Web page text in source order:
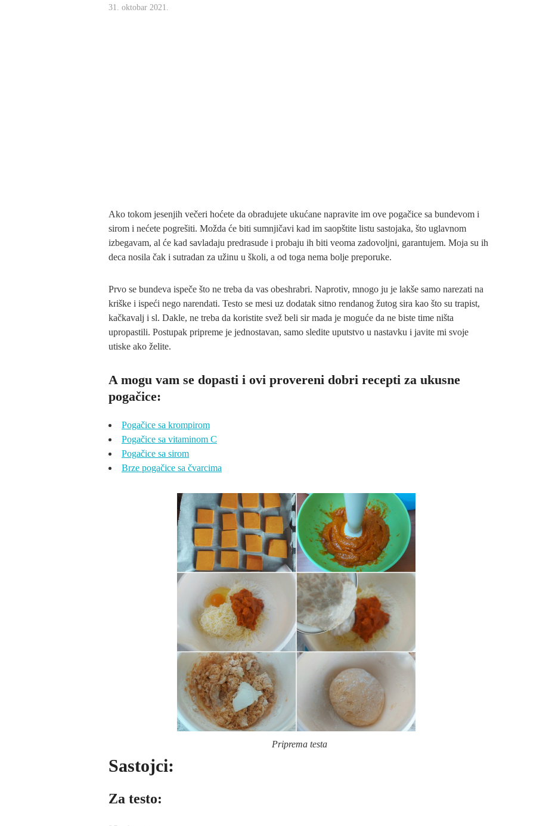
31. oktobar 2021.
Ako tokom jesenjih večeri hoćete da obradujete ukućane napravite im ove pogačice sa bundevom i
sirom i nećete pogrešiti. Možda će biti sumnjičavi kad im saopštite listu sastojaka, što uglavnom
izbegavam, al će kad savladaju predrasude i probaju ih biti veoma zadovoljni, garantujem. Moja su ih
deca nosila čak i sutradan za užinu u školi, a od toga nema bolje preporuke.
Prvo se bundeva ispeče što ne treba da vas obeshrabri. Naprotiv, mnogo ju je lakše samo narezati na
kriške i ispeći nego narendati. Testo se mesi uz dodatak sitno rendanog žutog sira kao što su trapist,
kačkavalj i sl. Dakle, ne treba da koristite svež beli sir mada je moguće da ne biste time ništa
upropastili. Postupak pripreme je jednostavan, samo sledite uputstvo u nastavku i javite mi svoje
utiske ako želite.
A mogu vam se dopasti i ovi provereni dobri recepti za ukusne
pogačice:
Pogačice sa krompirom
Pogačice sa vitaminom C
Pogačice sa sirom
Brze pogačice sa čvarcima
Priprema testa
Sastojci:
Za testo: